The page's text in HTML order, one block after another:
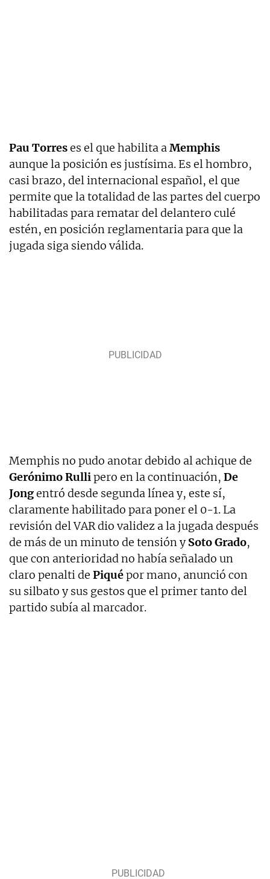
Pau Torreses el que habilita aMemphis
aunque la posición es justísima. Es el hombro,
casi brazo, del internacional español, el que
permite que la totalidad de las partes del cuerpo
habilitadas para rematar del delantero culé
estén, en posición reglamentaria para que la
jugada siga siendo válida.
Memphis no pudo anotar debido al achique de
Gerónimo Rullipero en la continuación, De
Jongentró desde segunda línea y, este sí,
claramente habilitado para poner el 0-1. La
revisión del VAR dio validez a la jugada después
de más de un minuto de tensión ySoto Grado,
que con anterioridad no había señalado un
claro penalti de Piquépor mano, anunció con
su silbato y sus gestos que el primer tanto del
partido subía al marcador.